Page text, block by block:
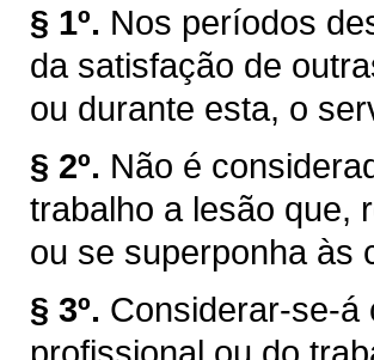
§ 1º. Nos períodos
da satisfação de
ou durante esta, o
§ 2º. Não é
trabalho a lesão que,
ou se superponha às
§ 3º. Considerar-se-á
profissional ou do